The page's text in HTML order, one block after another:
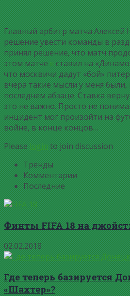
Главный арбитр матча Алексей
решение увести команды в
принял решение, что матч
этом матчеяставил на
что москвичи дадут «бой»
вчера такие мысли у меня
последнем абзаце. Ставка
это не важно. Просто не
инцидент мог произойти на
войне, в конце концов…
Pleaseloginto join discussion
Тренды
Комментарии
Последние
Финты FIFA 18 на
02.02.2018
Где теперь базируется
«Шахтер»?